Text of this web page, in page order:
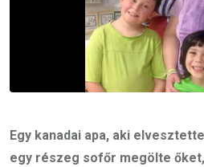
Egy kanadai apa, aki
egy részeg sofőr megölte